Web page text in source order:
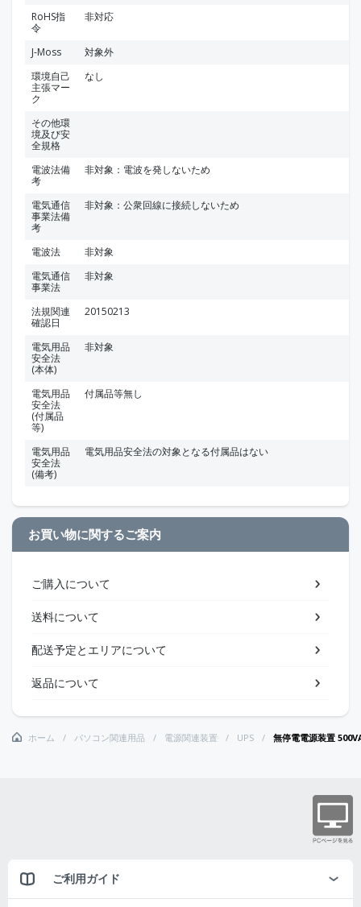
RoHS指
令
非対応
J-Moss
対象外
環境自己
主張マー
ク
なし
その他環
境及び安
全規格
電波法備
考
非対象：電波を発しないため
電気通信
事業法備
考
非対象：公衆回線に接続しないため
電波法
非対象
電気通信
事業法
非対象
法規関連
確認日
20150213
電気用品
安全法
(本体)
非対象
電気用品
安全法
(付属品
等)
付属品等無し
電気用品
安全法
(備考)
電気用品安全法の対象となる付属品はない
お買い物に関するご案内
ご購入について
送料について
配送予定とエリアについて
返品について
ホーム パソコン関連用品 電源関連装置 UPS 無停電電源装置
ご利用ガイド